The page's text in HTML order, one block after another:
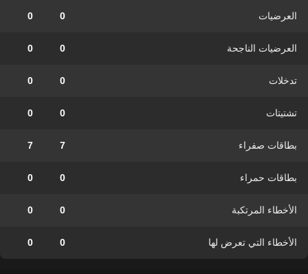
العرضيات 0
0
العرضيات الناجحة 0
0
تدخلات 0
0
تشتيتات 0
0
بطاقات صفراء 7
7
بطاقات حمراء 0
0
الأخطاء المرتكبة 0
0
الأخطاء التي تعرض لها 0
0